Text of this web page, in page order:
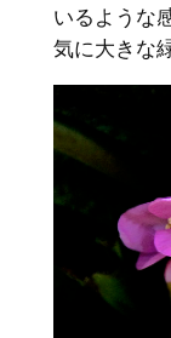
いるような
気に大きな